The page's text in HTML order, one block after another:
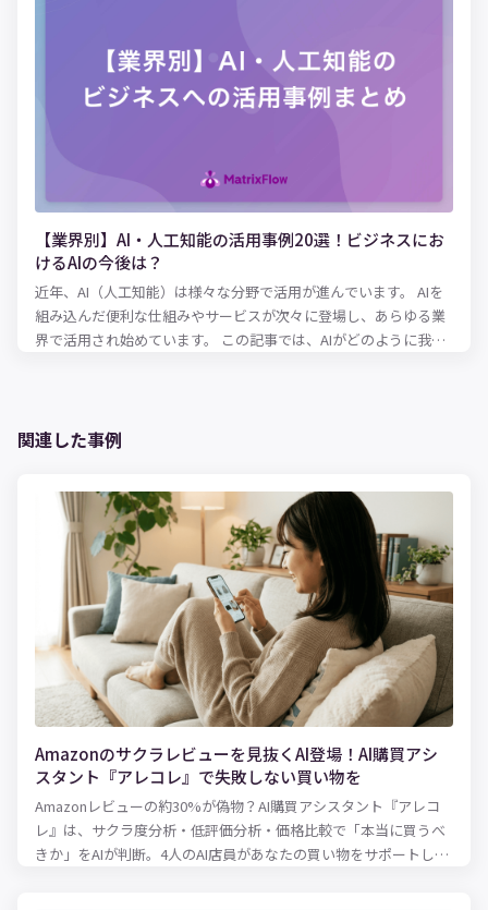
【業界別】AI・人工知能の活用事例20選！ビジネスにお
けるAIの今後は？
近年、AI（人工知能）は様々な分野で活用が進んでいます。 AIを
組み込んだ便利な仕組みやサービスが次々に登場し、あらゆる業
界で活用され始めています。 この記事では、AIがどのように我々
関連した事例
Amazonのサクラレビューを見抜くAI登場！AI購買アシ
スタント『アレコレ』で失敗しない買い物を
Amazonレビューの約30%が偽物？AI購買アシスタント『アレコ
レ』は、サクラ度分析・低評価分析・価格比較で「本当に買うべ
きか」をAIが判断。4人のAI店員があなたの買い物をサポートしま